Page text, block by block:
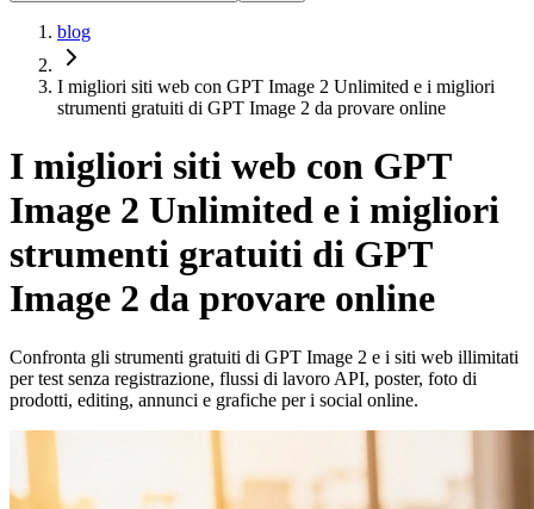
blog
I migliori siti web con GPT Image 2 Unlimited e i migliori
strumenti gratuiti di GPT Image 2 da provare online
I migliori siti web con GPT
Image 2 Unlimited e i migliori
strumenti gratuiti di GPT
Image 2 da provare online
Confronta gli strumenti gratuiti di GPT Image 2 e i siti web illimitati
per test senza registrazione, flussi di lavoro API, poster, foto di
prodotti, editing, annunci e grafiche per i social online.